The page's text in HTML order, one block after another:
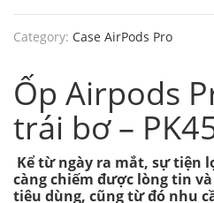
Category: Case AirPods Pro
Ốp Airpods
trái bơ –
Kể từ ngày ra mắt, sự tiện
càng chiếm được lòng tin
tiêu dùng, cũng từ đó nhu